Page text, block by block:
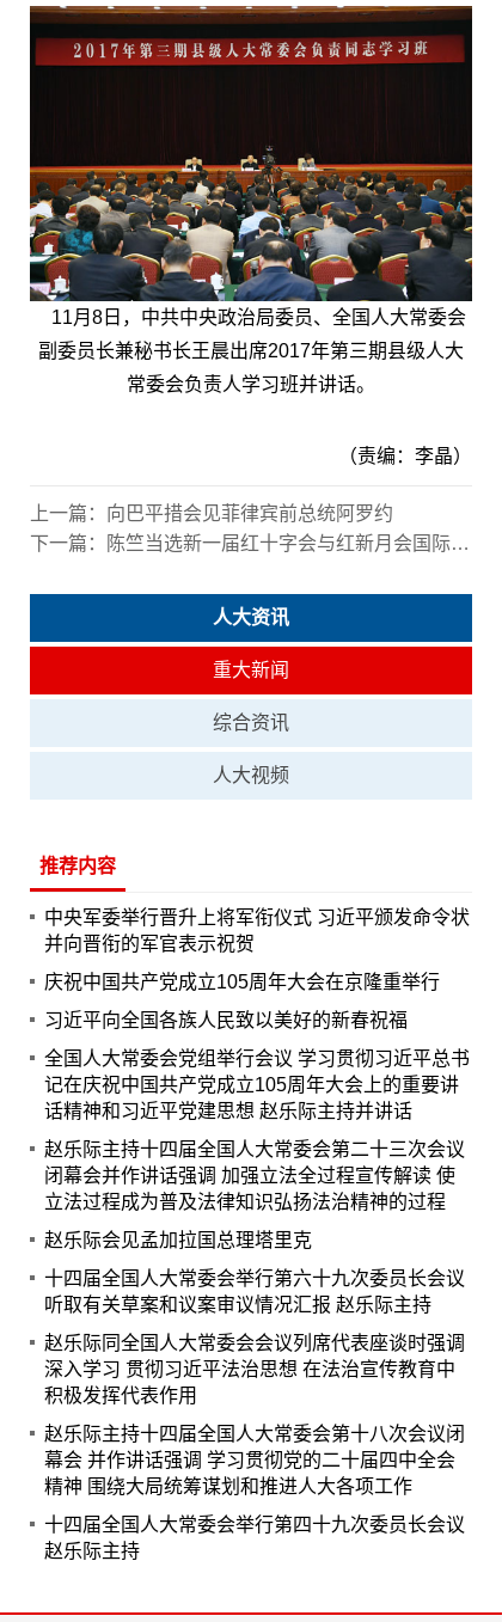
11月8日，中共中央政治局委员、全国人大常委会
副委员长兼秘书长王晨出席2017年第三期县级人大
常委会负责人学习班并讲话。
（责编：李晶）
上一篇： 向巴平措会见菲律宾前总统阿罗约
下一篇：
陈竺当选新一届红十字会与红新月会国际联合会副主席
人大资讯
重大新闻
综合资讯
人大视频
推荐内容
中央军委举行晋升上将军衔仪式 习近平颁发命令状
并向晋衔的军官表示祝贺
庆祝中国共产党成立105周年大会在京隆重举行
习近平向全国各族人民致以美好的新春祝福
全国人大常委会党组举行会议 学习贯彻习近平总书
记在庆祝中国共产党成立105周年大会上的重要讲
话精神和习近平党建思想 赵乐际主持并讲话
赵乐际主持十四届全国人大常委会第二十三次会议
闭幕会并作讲话强调 加强立法全过程宣传解读 使
立法过程成为普及法律知识弘扬法治精神的过程
赵乐际会见孟加拉国总理塔里克
十四届全国人大常委会举行第六十九次委员长会议
听取有关草案和议案审议情况汇报 赵乐际主持
赵乐际同全国人大常委会会议列席代表座谈时强调
深入学习 贯彻习近平法治思想 在法治宣传教育中
积极发挥代表作用
赵乐际主持十四届全国人大常委会第十八次会议闭
幕会 并作讲话强调 学习贯彻党的二十届四中全会
精神 围绕大局统筹谋划和推进人大各项工作
十四届全国人大常委会举行第四十九次委员长会议
赵乐际主持